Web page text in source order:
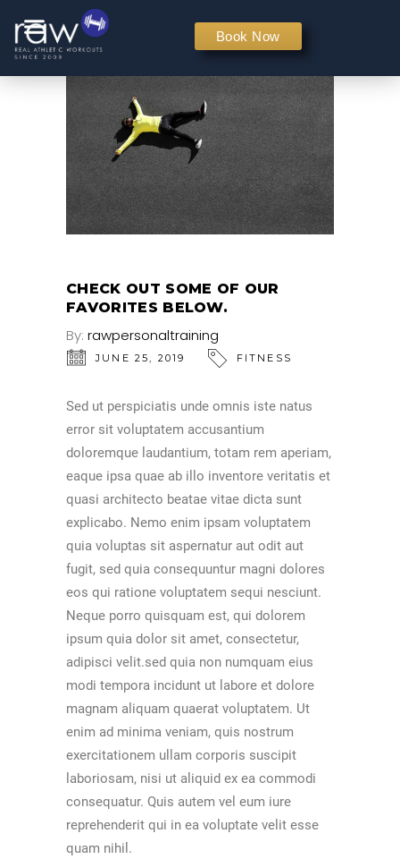
Book Now
CHECK OUT SOME OF OUR
FAVORITES BELOW.
By: rawpersonaltraining
JUNE 25, 2019 FITNESS
Sed ut perspiciatis unde omnis iste natus
error sit voluptatem accusantium
doloremque laudantium, totam rem aperiam,
eaque ipsa quae ab illo inventore veritatis et
quasi architecto beatae vitae dicta sunt
explicabo. Nemo enim ipsam voluptatem
quia voluptas sit aspernatur aut odit aut
fugit, sed quia consequuntur magni dolores
eos qui ratione voluptatem sequi nesciunt.
Neque porro quisquam est, qui dolorem
ipsum quia dolor sit amet, consectetur,
adipisci velit.sed quia non numquam eius
modi tempora incidunt ut labore et dolore
magnam aliquam quaerat voluptatem. Ut
enim ad minima veniam, quis nostrum
exercitationem ullam corporis suscipit
laboriosam, nisi ut aliquid ex ea commodi
consequatur. Quis autem vel eum iure
reprehenderit qui in ea voluptate velit esse
quam nihil.